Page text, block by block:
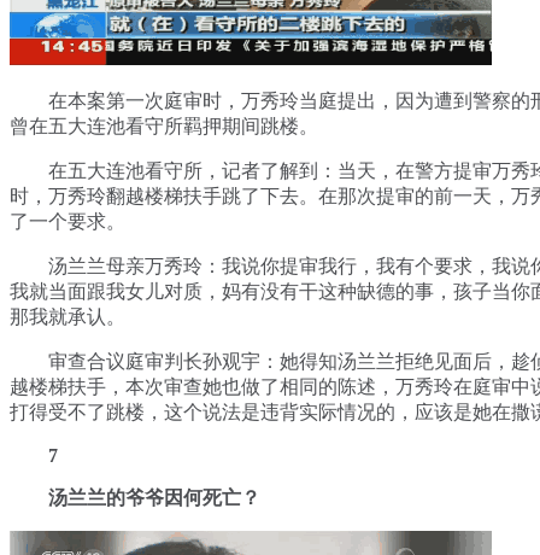
在本案第一次庭审时，万秀玲当庭提出，因为遭到警察的
曾在五大连池看守所羁押期间跳楼。
在五大连池看守所，记者了解到：当天，在警方提审万秀
时，万秀玲翻越楼梯扶手跳了下去。在那次提审的前一天，万
了一个要求。
汤兰兰母亲万秀玲：我说你提审我行，我有个要求，我说
我就当面跟我女儿对质，妈有没有干这种缺德的事，孩子当你
那我就承认。
审查合议庭审判长孙观宇：她得知汤兰兰拒绝见面后，趁
越楼梯扶手，本次审查她也做了相同的陈述，万秀玲在庭审中
打得受不了跳楼，这个说法是违背实际情况的，应该是她在撒
7
汤兰兰的爷爷因何死亡？